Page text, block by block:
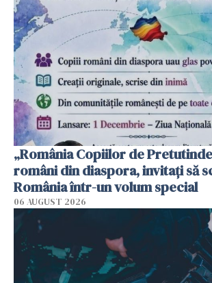
„România Copiilor de
români din diaspora, invitați să
România într-un volum special
06 AUGUST 2026